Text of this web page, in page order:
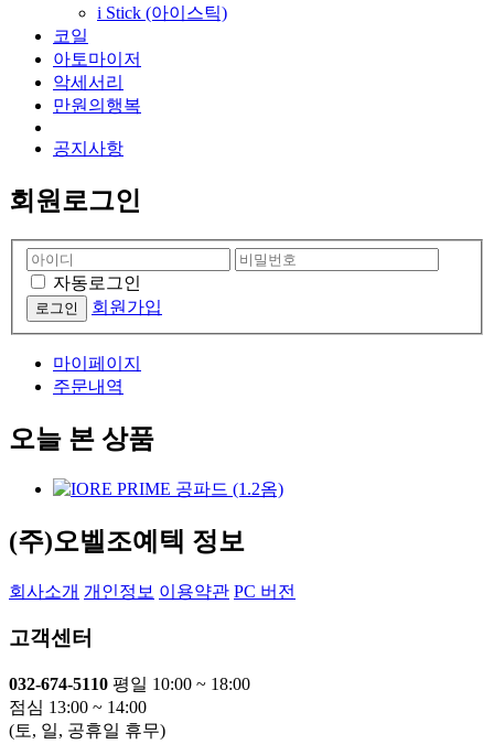
i Stick (아이스틱)
코일
아토마이저
악세서리
만원의행복
공지사항
회원로그인
자동로그인
회원가입
마이페이지
주문내역
오늘 본 상품
(주)오벨조예텍 정보
회사소개 개인정보 이용약관 PC 버전
고객센터
032-674-5110 평일 10:00 ~ 18:00
점심 13:00 ~ 14:00
(토, 일, 공휴일 휴무)